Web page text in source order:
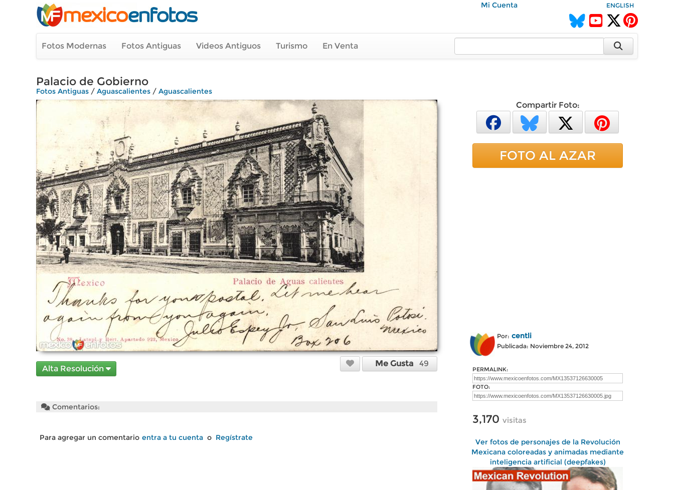
Mi Cuenta ENGLISH
Fotos Modernas Fotos Antiguas Videos Antiguos Turismo En Venta
Palacio de Gobierno
Fotos Antiguas / Aguascalientes / Aguascalientes
Alta Resolución
Me Gusta 49
Comentarios:
Para agregar un comentario entra a tu cuenta o Regístrate
Compartir Foto:
FOTO AL AZAR
Por: centli
Publicada: Noviembre 24, 2012
PERMALINK:
FOTO:
3,170 visitas
Ver fotos de personajes de la Revolución
Mexicana coloreadas y animadas mediante
inteligencia artificial (deepfakes)